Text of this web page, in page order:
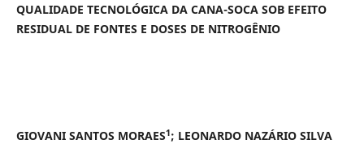
QUALIDADE TECNOLÓGICA DA CANA-SOCA SOB EFEITO
RESIDUAL DE FONTES E DOSES DE NITROGÊNIO
GIOVANI SANTOS MORAES1; LEONARDO NAZÁRIO SILVA